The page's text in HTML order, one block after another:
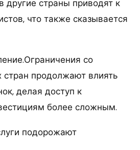
другие страны приводят к
что также сказывается
со
стран продолжают влиять
делая доступ к
более сложным.
подорожают